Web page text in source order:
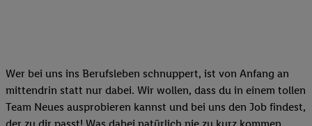
Wer bei uns ins Berufsleben schnuppert, ist von Anfang an
mittendrin statt nur dabei. Wir wollen, dass du in einem tollen
Team Neues ausprobieren kannst und bei uns den Job findest,